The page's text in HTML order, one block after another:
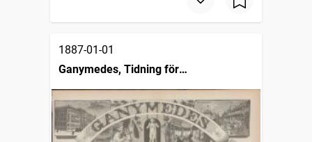
1887-01-01
Ganymedes, Tidning för
Skandinaviens hotellväsen och
kokkonst